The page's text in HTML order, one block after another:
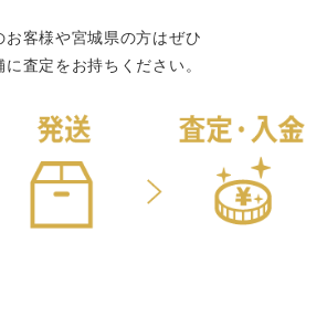
お客様や宮城県の方はぜひ
に査定をお持ちください。